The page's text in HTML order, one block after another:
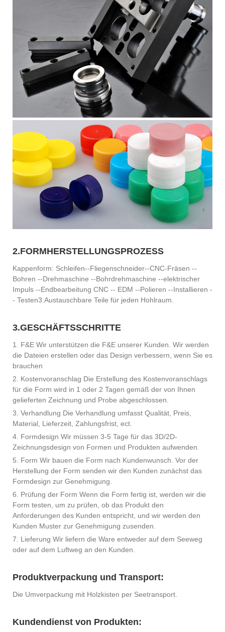
2.FORMHERSTELLUNGSPROZESS
Kappenform: Schleifen--Fliegenschneider--CNC-Fräsen --
Bohren --Drehmaschine --Bohrdrehmaschine --elektrischer
Impuls --Endbearbeitung CNC -- EDM --Polieren --Installieren -
- Testen3.Austauschbare Teile für jeden Hohlraum.
3.GESCHÄFTSSCHRITTE
1. F&E Wir unterstützen die F&E unserer Kunden. Wir werden
die Dateien erstellen oder das Design verbessern, wenn Sie es
brauchen
2. Kostenvoranschlag Die Erstellung des Kostenvoranschlags
für die Form wird in 1 oder 2 Tagen gemäß der von Ihnen
gelieferten Zeichnung und Probe abgeschlossen.
3. Verhandlung Die Verhandlung umfasst Qualität, Preis,
Material, Lieferzeit, Zahlungsfrist, ect.
4. Formdesign Wir müssen 3-5 Tage für das 3D/2D-
Zeichnungsdesign von Formen und Produkten aufwenden.
5. Form Wir bauen die Form nach Kundenwunsch. Vor der
Herstellung der Form senden wir den Kunden zunächst das
Formdesign zur Genehmigung.
6. Prüfung der Form Wenn die Form fertig ist, werden wir die
Form testen, um zu prüfen, ob das Produkt den
Anforderungen des Kunden entspricht, und wir werden den
Kunden Muster zur Genehmigung zusenden.
7. Lieferung Wir liefern die Ware entweder auf dem Seeweg
oder auf dem Luftweg an den Kunden.
Produktverpackung und Transport:
Die Umverpackung mit Holzkisten per Seetransport.
Kundendienst von Produkten: